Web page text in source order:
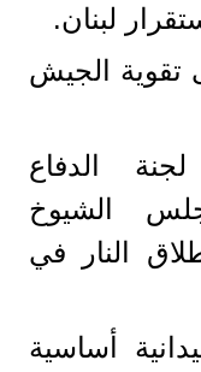
لبنان.
تقوية الجيش
الدفاع
الشيوخ
النار في
أساسية